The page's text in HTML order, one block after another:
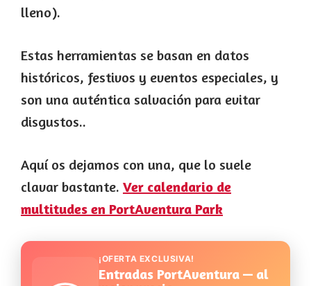
lleno).
Estas herramientas se basan en datos
históricos, festivos y eventos especiales, y
son una auténtica salvación para evitar
disgustos..
Aquí os dejamos con una, que lo suele
clavar bastante. Ver calendario de
multitudes en PortAventura Park
¡OFERTA EXCLUSIVA!
Entradas PortAventura — al